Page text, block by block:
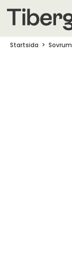
Startsida Sovrum